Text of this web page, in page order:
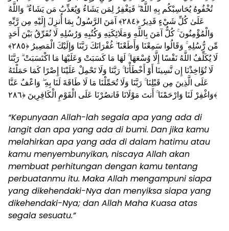
تُخْفُوهُ يُحَاسِبْكُم بِهِ اللَّهُ ۖ فَيَغْفِرُ لِمَن يَشَاءُ وَيُعَذِّبُ مَن يَشَاءُ ۗ وَاللَّهُ
عَلَىٰ كُلِّ شَيْءٍ قَدِيرٌ ﴿٢٨٤﴾ آمَنَ الرَّسُولُ بِمَا أُنزِلَ إِلَيْهِ مِن رَّبِّهِ
وَالْمُؤْمِنُونَ ۚ كُلٌّ آمَنَ بِاللَّهِ وَمَلَائِكَتِهِ وَكُتُبِهِ وَرُسُلِهِ لَا نُفَرِّقُ بَيْنَ أَحَدٍ
مِّن رُّسُلِهِ ۚ وَقَالُوا سَمِعْنَا وَأَطَعْنَا ۖ غُفْرَانَكَ رَبَّنَا وَإِلَيْكَ الْمَصِيرُ ﴿٢٨٥﴾
لَا يُكَلِّفُ اللَّهُ نَفْسًا إِلَّا وُسْعَهَا ۚ لَهَا مَا كَسَبَتْ وَعَلَيْهَا مَا اكْتَسَبَتْ ۗ رَبَّنَا
لَا تُؤَاخِذْنَا إِن نَّسِينَا أَوْ أَخْطَأْنَا ۚ رَبَّنَا وَلَا تَحْمِلْ عَلَيْنَا إِصْرًا كَمَا حَمَلْتَهُ
عَلَى الَّذِينَ مِن قَبْلِنَا ۚ رَبَّنَا وَلَا تُحَمِّلْنَا مَا لَا طَاقَةَ لَنَا بِهِ ۖ وَاعْفُ عَنَّا
وَاغْفِرْ لَنَا وَارْحَمْنَا ۚ أَنتَ مَوْلَانَا فَانصُرْنَا عَلَى الْقَوْمِ الْكَافِرِينَ ﴿٢٨٦﴾
“Kepunyaan Allah-lah segala apa yang ada di
langit dan apa yang ada di bumi. Dan jika kamu
melahirkan apa yang ada di dalam hatimu atau
kamu menyembunyikan, niscaya Allah akan
membuat perhitungan dengan kamu tentang
perbuatanmu itu. Maka Allah mengampuni siapa
yang dikehendaki-Nya dan menyiksa siapa yang
dikehendaki-Nya; dan Allah Maha Kuasa atas
segala sesuatu.”